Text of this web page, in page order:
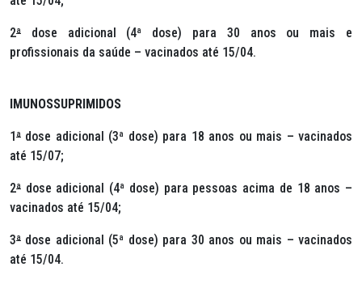
2ª dose adicional (4ª dose) para 30 anos ou mais e
profissionais da saúde – vacinados até 15/04.
IMUNOSSUPRIMIDOS
1ª dose adicional (3ª dose) para 18 anos ou mais – vacinados
até 15/07;
2ª dose adicional (4ª dose) para pessoas acima de 18 anos –
vacinados até 15/04;
3ª dose adicional (5ª dose) para 30 anos ou mais – vacinados
até 15/04.